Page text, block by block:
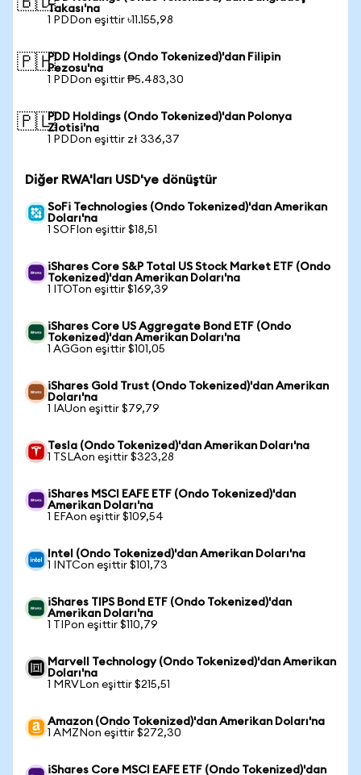
Takası'na
1 PDDon eşittir ৳11.155,98
🇵🇭PDD Holdings (Ondo Tokenized)'dan Filipin
Pezosu'na
1 PDDon eşittir ₱5.483,30
🇵🇱PDD Holdings (Ondo Tokenized)'dan Polonya
Zlotisi'na
1 PDDon eşittir zł 336,37
Diğer RWA'ları USD'ye dönüştür
SoFi Technologies (Ondo Tokenized)'dan Amerikan
Doları'na
1 SOFIon eşittir $18,51
iShares Core S&P Total US Stock Market ETF (Ondo
Tokenized)'dan Amerikan Doları'na
1 ITOTon eşittir $169,39
iShares Core US Aggregate Bond ETF (Ondo
Tokenized)'dan Amerikan Doları'na
1 AGGon eşittir $101,05
iShares Gold Trust (Ondo Tokenized)'dan Amerikan
Doları'na
1 IAUon eşittir $79,79
Tesla (Ondo Tokenized)'dan Amerikan Doları'na
1 TSLAon eşittir $323,28
iShares MSCI EAFE ETF (Ondo Tokenized)'dan
Amerikan Doları'na
1 EFAon eşittir $109,54
Intel (Ondo Tokenized)'dan Amerikan Doları'na
1 INTCon eşittir $101,73
iShares TIPS Bond ETF (Ondo Tokenized)'dan
Amerikan Doları'na
1 TIPon eşittir $110,79
Marvell Technology (Ondo Tokenized)'dan Amerikan
Doları'na
1 MRVLon eşittir $215,51
Amazon (Ondo Tokenized)'dan Amerikan Doları'na
1 AMZNon eşittir $272,30
iShares Core MSCI EAFE ETF (Ondo Tokenized)'dan